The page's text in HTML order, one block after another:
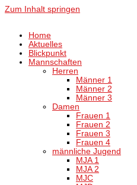
Zum Inhalt springen
Home
Aktuelles
Blickpunkt
Mannschaften
Herren
Männer 1
Männer 2
Männer 3
Damen
Frauen 1
Frauen 2
Frauen 3
Frauen 4
männliche Jugend
MJA 1
MJA 2
MJC